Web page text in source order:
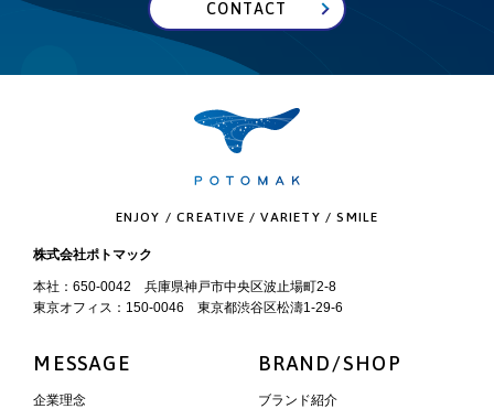
CONTACT
ENJOY / CREATIVE / VARIETY / SMILE
株式会社ポトマック
本社：650-0042 兵庫県神戸市中央区波止場町2-8
東京オフィス：150-0046 東京都渋谷区松濤1-29-6
MESSAGE
企業理念
BRAND/SHOP
ブランド紹介